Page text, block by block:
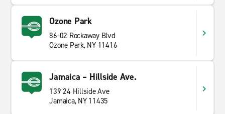
Ozone Park
86-02 Rockaway Blvd
Ozone Park, NY 11416
Jamaica – Hillside Ave.
139 24 Hillside Ave
Jamaica, NY 11435